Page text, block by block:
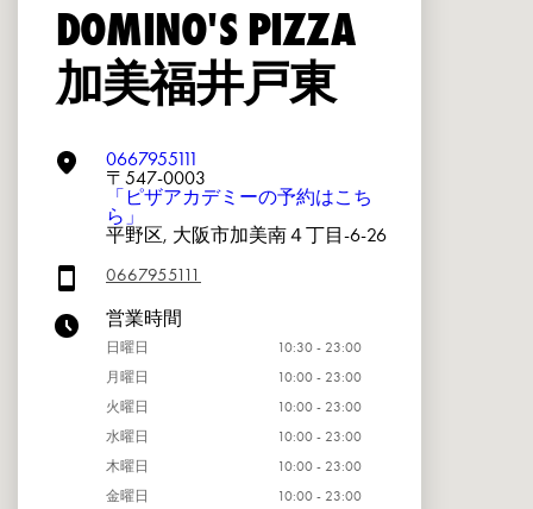
DOMINO'S PIZZA
加美福井戸東
0667955111
〒547-0003
「ピザアカデミーの予約はこち
ら」
平野区, 大阪市加美南４丁目-6-26
0667955111
営業時間
日曜日
10:30 - 23:00
月曜日
10:00 - 23:00
火曜日
10:00 - 23:00
水曜日
10:00 - 23:00
木曜日
10:00 - 23:00
金曜日
10:00 - 23:00